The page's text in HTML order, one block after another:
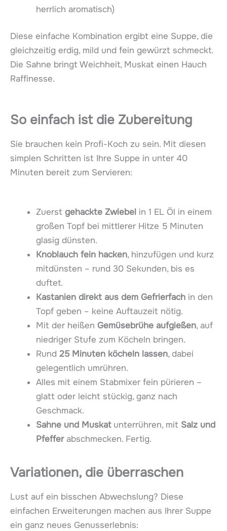
herrlich aromatisch)
Diese einfache Kombination ergibt eine Suppe, die
gleichzeitig erdig, mild und fein gewürzt schmeckt.
Die Sahne bringt Weichheit, Muskat einen Hauch
Raffinesse.
So einfach ist die Zubereitung
Sie brauchen kein Profi-Koch zu sein. Mit diesen
simplen Schritten ist Ihre Suppe in unter 40
Minuten bereit zum Servieren:
Zuerst gehackte Zwiebel in 1 EL Öl in einem
großen Topf bei mittlerer Hitze 5 Minuten
glasig dünsten.
Knoblauch fein hacken, hinzufügen und kurz
mitdünsten – rund 30 Sekunden, bis es
duftet.
Kastanien direkt aus dem Gefrierfach in den
Topf geben – keine Auftauzeit nötig.
Mit der heißen Gemüsebrühe aufgießen, auf
niedriger Stufe zum Köcheln bringen.
Rund 25 Minuten köcheln lassen, dabei
gelegentlich umrühren.
Alles mit einem Stabmixer fein pürieren –
glatt oder leicht stückig, ganz nach
Geschmack.
Sahne und Muskatunterrühren, mit Salz und
Pfefferabschmecken. Fertig.
Variationen, die überraschen
Lust auf ein bisschen Abwechslung? Diese
einfachen Erweiterungen machen aus Ihrer Suppe
ein ganz neues Genusserlebnis: